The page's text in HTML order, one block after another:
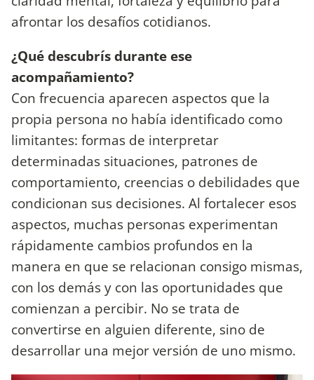
afrontar los desafíos cotidianos.
¿Qué descubrís durante ese
acompañamiento?
Con frecuencia aparecen aspectos que la
propia persona no había identificado como
limitantes: formas de interpretar
determinadas situaciones, patrones de
comportamiento, creencias o debilidades que
condicionan sus decisiones. Al fortalecer esos
aspectos, muchas personas experimentan
rápidamente cambios profundos en la
manera en que se relacionan consigo mismas,
con los demás y con las oportunidades que
comienzan a percibir. No se trata de
convertirse en alguien diferente, sino de
desarrollar una mejor versión de uno mismo.